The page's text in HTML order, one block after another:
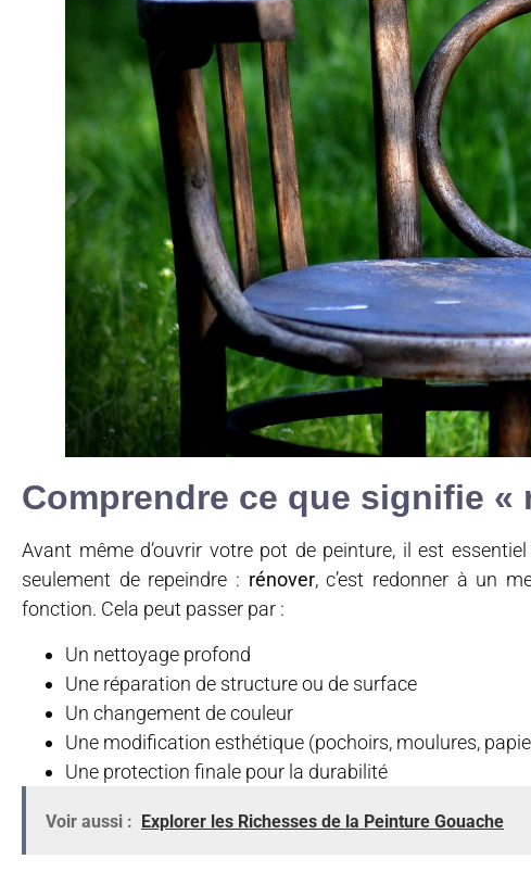
Comprendre ce que signifie «
Avant même d’ouvrir votre pot de peinture, il est
seulement de repeindre : rénover, c’est redonner à un
fonction. Cela peut passer par :
Un nettoyage profond
Une réparation de structure ou de surface
Un changement de couleur
Une modification esthétique (pochoirs, moulures,
Une protection finale pour la durabilité
Voir aussi : Explorer les Richesses de la Peinture Gouache